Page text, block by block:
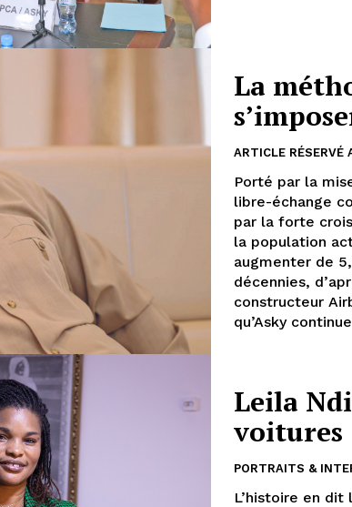
La
ARTICLE RÉSERVÉ
Porté par la
libre-échange
par la forte
la population
augmenter de
décennies,
constructeur
qu’Asky
Leila
voitures
PORTRAITS &
L’histoire en